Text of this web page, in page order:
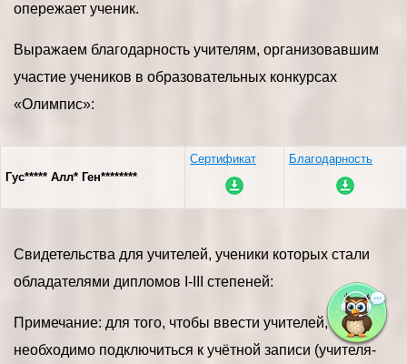
опережает ученик.
Выражаем благодарность учителям, организовавшим
участие учеников в образовательных конкурсах
«Олимпис»:
Гус***** Алл* Ген********
Сертификат Благодарность
Свидетельства для учителей, ученики которых стали
обладателями дипломов I-III степеней:
Примечание: для того, чтобы ввести учителей,
необходимо подключиться к учётной записи (учителя-